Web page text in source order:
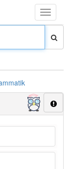
Toggle